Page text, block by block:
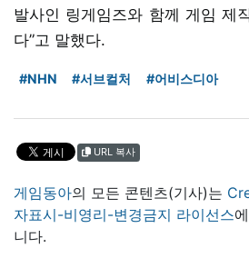
발사인 링게임즈와 함께 게임 제
다”고 말했다.
#NHN #서브컬처 #어비스디아
URL 복사
게임동아의 모든 콘텐츠(기사)는
자표시-비영리-변경금지 라이선스
니다.